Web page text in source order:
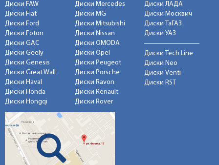
Диски FAW
Диски Fiat
Диски Ford
Диски Foton
Диски GAC
Диски Geely
Диски Genesis
Диски Great Wall
Диски Haval
Диски Honda
Диски Hongqi
Диски Mercedes
Диски MG
Диски Mitsubishi
Диски Nissan
Диски OMODA
Диски Opel
Диски Peugeot
Диски Porsche
Диски Ravon
Диски Renault
Диски Rover
Диски ЛАДА
Диски Москвич
Диски ТаГАЗ
Диски УАЗ
Диски Tech Line
Диски Neo
Диски Venti
Диски RST